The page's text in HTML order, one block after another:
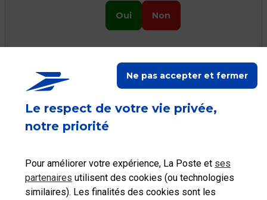
Le respect de votre vie privée,
notre priorité
Pour améliorer votre expérience, La Poste et ses
partenaires utilisent des cookies (ou technologies
similaires). Les finalités des cookies sont les
Ne pas accepter et fermer
Oui Non
Ceci peut vous aider
postaux
Localiser La Poste